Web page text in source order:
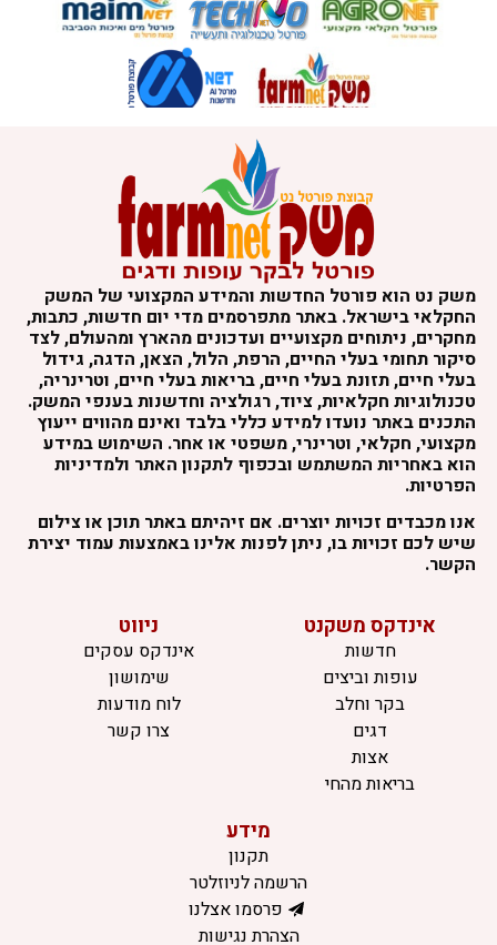
משק נט הוא פורטל החדשות והמידע המקצועי של המשק
החקלאי בישראל. באתר מתפרסמים מדי יום חדשות, כתבות,
מחקרים, ניתוחים מקצועיים ועדכונים מהארץ ומהעולם, לצד
סיקור תחומי בעלי החיים, הרפת, הלול, הצאן, הדגה, גידול
בעלי חיים, תזונת בעלי חיים, בריאות בעלי חיים, וטרינריה,
טכנולוגיות חקלאיות, ציוד, רגולציה וחדשנות בענפי המשק.
התכנים באתר נועדו למידע כללי בלבד ואינם מהווים ייעוץ
מקצועי, חקלאי, וטרינרי, משפטי או אחר. השימוש במידע
הוא באחריות המשתמש ובכפוף לתקנון האתר ולמדיניות
הפרטיות.
אנו מכבדים זכויות יוצרים. אם זיהיתם באתר תוכן או צילום
שיש לכם זכויות בו, ניתן לפנות אלינו באמצעות עמוד יצירת
הקשר.
אינדקס משקנט
חדשות
עופות וביצים
בקר וחלב
דגים
אצות
בריאות מהחי
ניווט
אינדקס עסקים
שימושון
לוח מודעות
צרו קשר
מידע
תקנון
הרשמה לניוזלטר
פרסמו אצלנו
הצהרת נגישות